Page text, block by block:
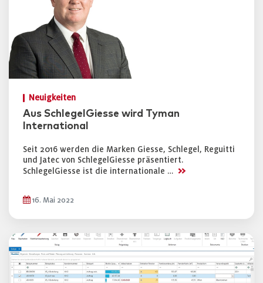
Neuigkeiten
Aus SchlegelGiesse wird Tyman
International
Seit 2016 werden die Marken Giesse, Schlegel, Reguitti
und Jatec von SchlegelGiesse präsentiert.
SchlegelGiesse ist die internationale … >>
16. Mai 2022